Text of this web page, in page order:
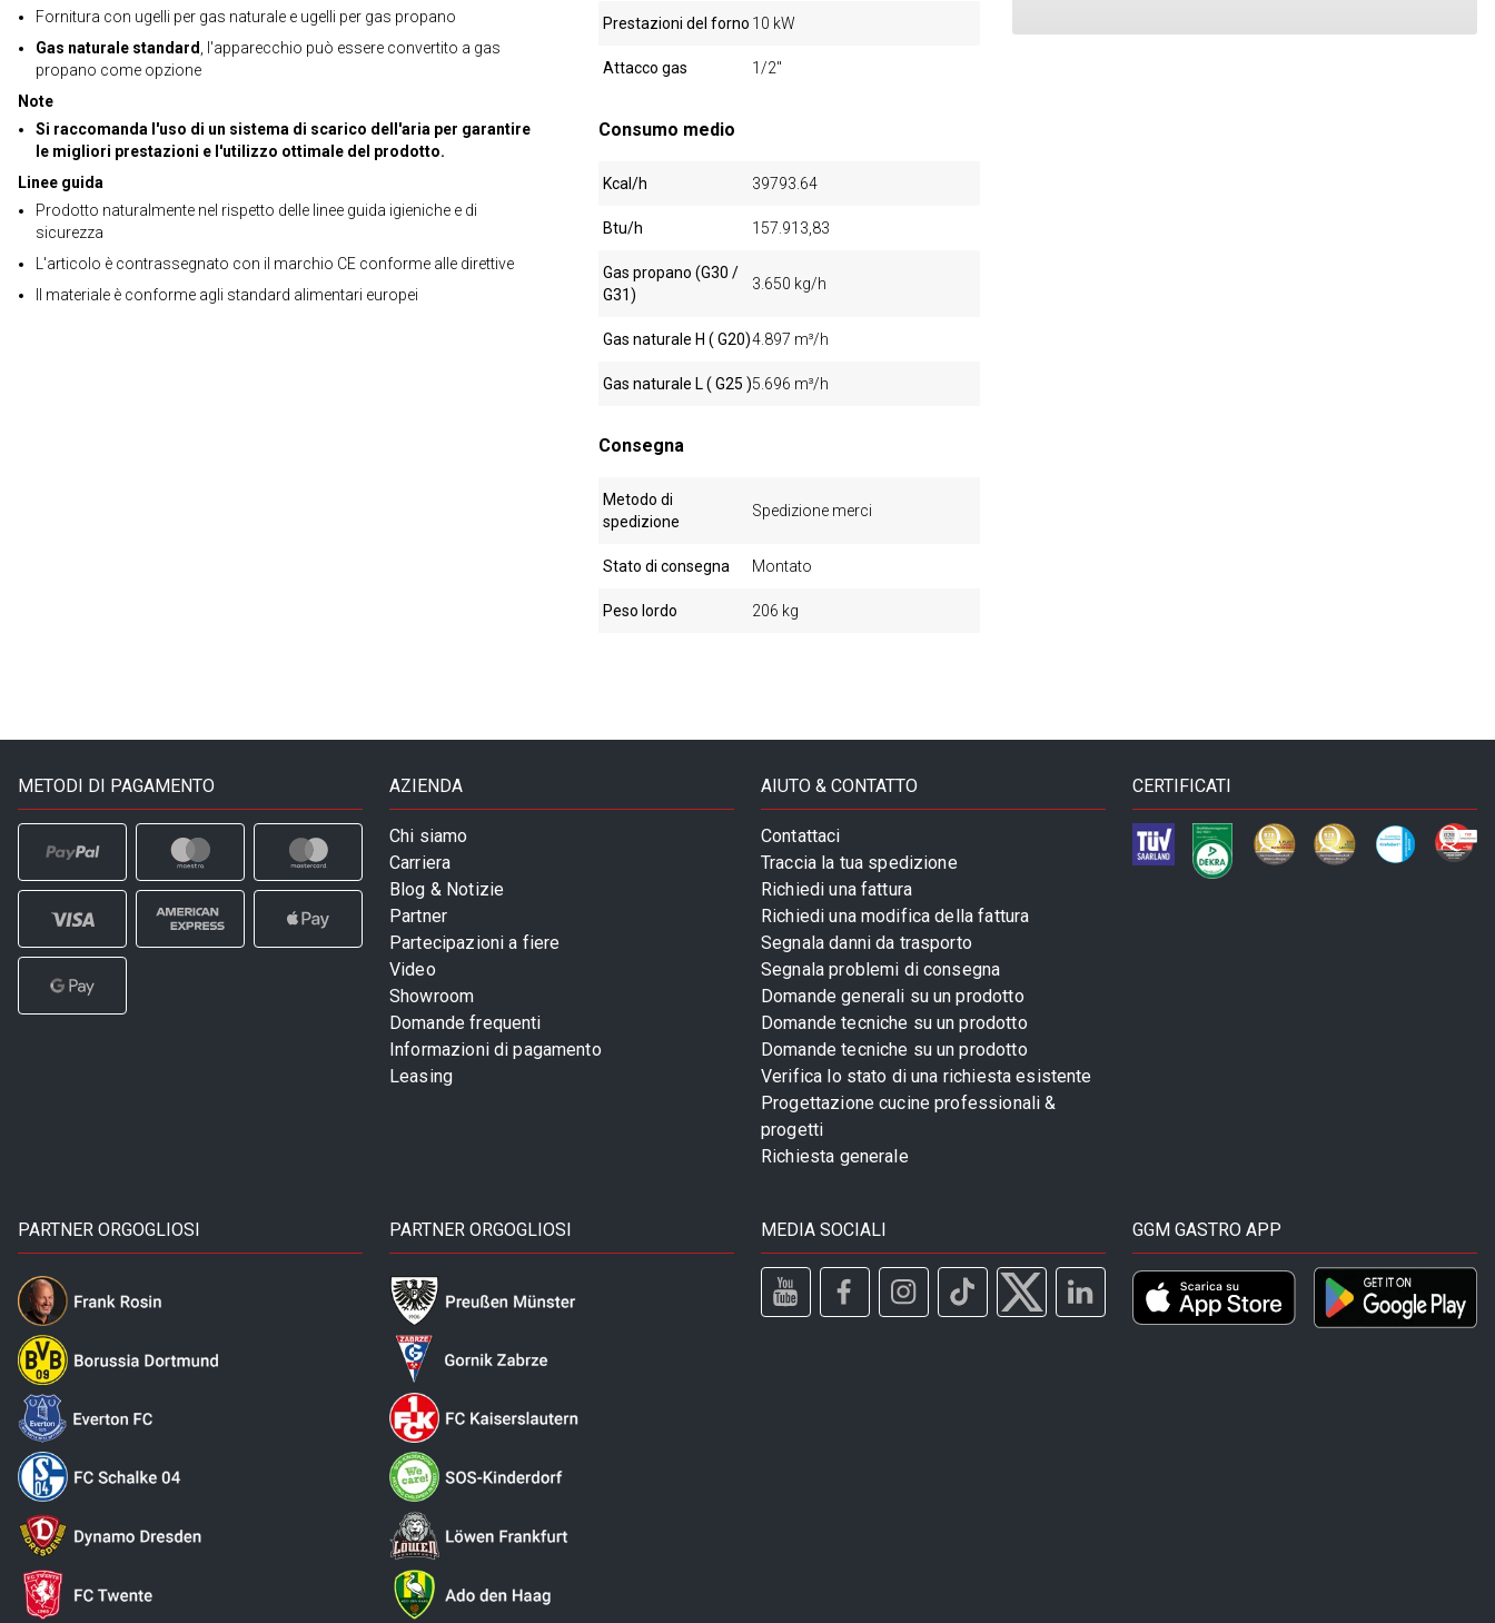
Fornitura con ugelli per gas naturale e ugelli per gas propano
Gas naturale standard
, l'apparecchio può essere convertito a gas
propano come opzione
Note
Si raccomanda l'uso di un sistema di scarico dell'aria per garantire
le migliori prestazioni e l'utilizzo ottimale del prodotto.
Linee guida
Prodotto naturalmente nel rispetto delle linee guida igieniche e di
sicurezza
L'articolo è contrassegnato con il marchio CE conforme alle direttive
Il materiale è conforme agli standard alimentari europei
Prestazioni del forno 10 kW
Attacco gas 1/2"
Consumo medio
Kcal/h 39793.64
Btu/h 157.913,83
Gas propano (G30 /
G31)
3.650 kg/h
Gas naturale H ( G20)4.897 m³/h
Gas naturale L ( G25 )5.696 m³/h
Consegna
Metodo di
spedizione
Spedizione merci
Stato di consegna Montato
Peso lordo 206 kg
METODI DI PAGAMENTO AZIENDA
Chi siamo
Carriera
Blog & Notizie
Partner
Partecipazioni a fiere
Video
Showroom
Domande frequenti
Informazioni di pagamento
Leasing
AIUTO & CONTATTO
Contattaci
Traccia la tua spedizione
Richiedi una fattura
Richiedi una modifica della fattura
Segnala danni da trasporto
Segnala problemi di consegna
Domande generali su un prodotto
Domande tecniche su un prodotto
Domande tecniche su un prodotto
Verifica lo stato di una richiesta esistente
Progettazione cucine professionali &
progetti
Richiesta generale
CERTIFICATI
PARTNER ORGOGLIOSI PARTNER ORGOGLIOSI MEDIA SOCIALI GGM GASTRO APP